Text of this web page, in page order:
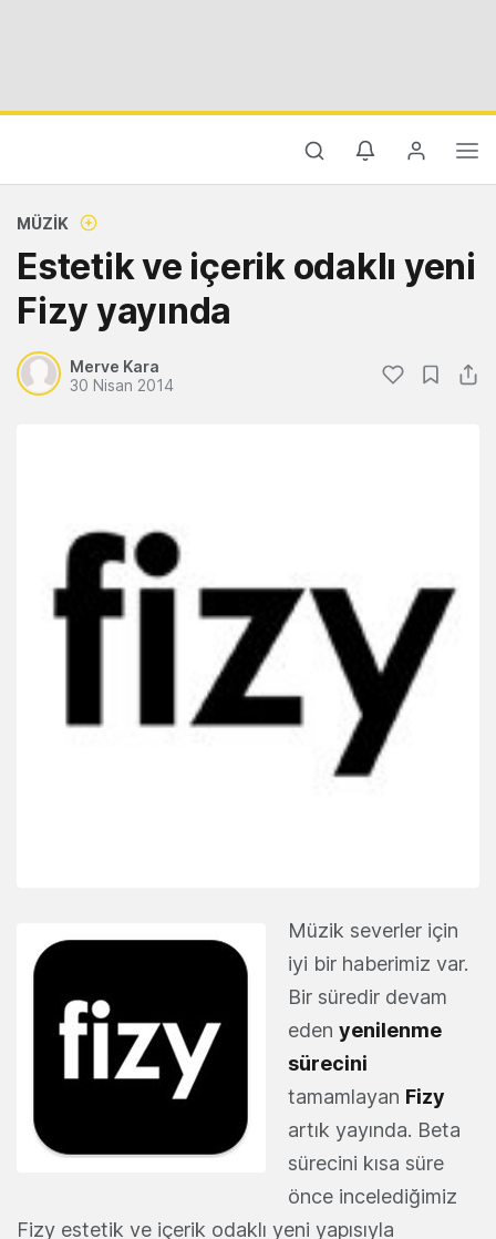
MÜZIK
Estetik ve içerik odaklı yeni
Fizy yayında
Merve Kara
30 Nisan 2014
Müzik severler için
iyi bir haberimiz var.
Bir süredir devam
eden yenilenme
sürecini
tamamlayan Fizy
artık yayında. Beta
sürecini kısa süre
önce incelediğimiz
Fizy estetik ve içerik odaklı yeni yapısıyla